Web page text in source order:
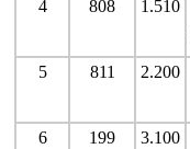
4
808 1.510
5
811 2.200
6 199 3.100